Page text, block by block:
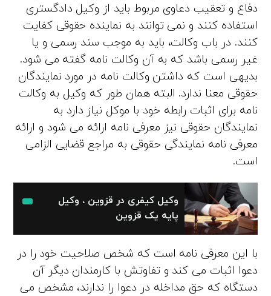
دفاع و تعقیب دعاوی مربوط باید از وکیل دادگستری
استفاده کنند و نمی توانند به نماینده حقوقی کفایت
کنند. در باب وکالت، باید به موجب سند رسمی و یا
غیر رسمی باشد که به آن وکالت نامه گفته می شود.
بدیهی است که داشتن وکالت نامه در مورد نمایندگان
حقوقی معنا ندارد. البته همان طور که وکیل به وکالت
نامه برای اثبات رابطه خود با موکل نیاز دارد به
نمایندگان حقوقی نیز معرفی نامه ارائه می شود و ارائه
معرفی نامه نمایندگی حقوقی به مراجع قضایی الزامی
است.
وکیل کیفری در قزوین ، وکیل
پایه یک قزوین
با این معرفی نامه است که شخص صلاحیت خود را در
دعوا اثبات می کند و تفاوتش با کارمندان دیگر آن
دستگاه که حق مداخله در دعوا را ندارند، مشخص می